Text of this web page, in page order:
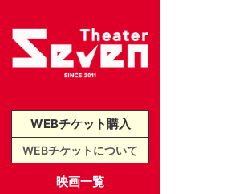
WEBチケット購入
WEBチケットについて
映画一覧